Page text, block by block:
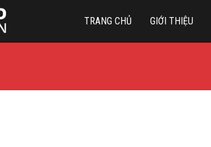
TRANG CHỦ GIỚI THIỆU